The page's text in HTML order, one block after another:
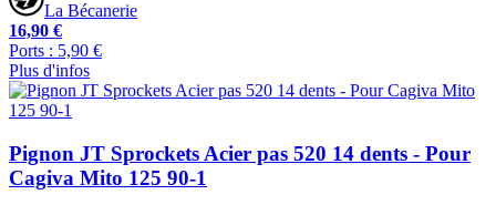
La Bécanerie
16,90 €
Ports : 5,90 €
Plus d'infos
Pignon JT Sprockets Acier pas 520 14 dents - Pour
Cagiva Mito 125 90-1